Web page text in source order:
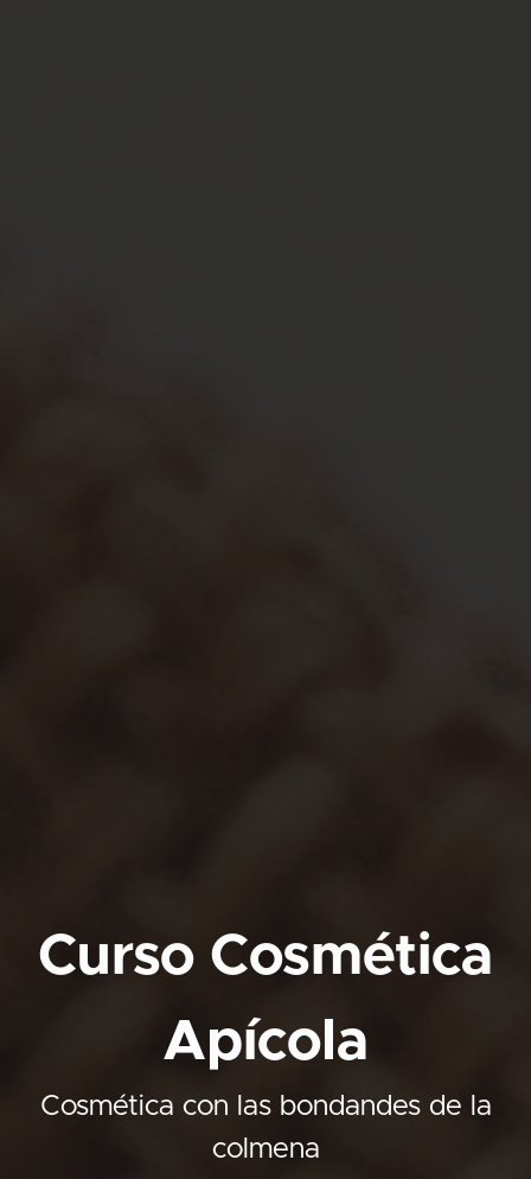
Curso Cosmética
Apícola
Cosmética con las bondandes de la
colmena